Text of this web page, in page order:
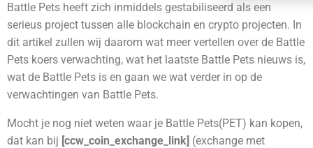
Battle Pets heeft zich inmiddels gestabiliseerd als een
serieus project tussen alle blockchain en crypto projecten. In
dit artikel zullen wij daarom wat meer vertellen over de Battle
Pets koers verwachting, wat het laatste Battle Pets nieuws is,
wat de Battle Pets is en gaan we wat verder in op de
verwachtingen van Battle Pets.
Mocht je nog niet weten waar je Battle Pets(PET) kan kopen,
dat kan bij [ccw_coin_exchange_link] (exchange met